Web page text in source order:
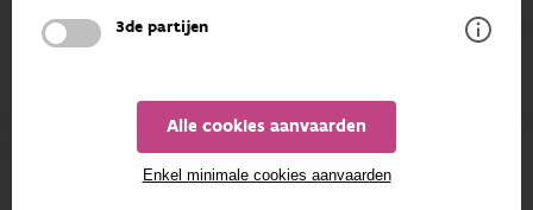
3de partijen
Alle cookies aanvaarden
Enkel minimale cookies aanvaarden